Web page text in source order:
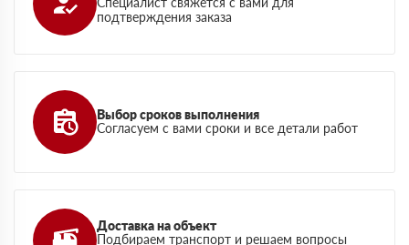
подтверждения заказа
Выбор сроков выполнения
Согласуем с вами сроки и все детали работ
Доставка на объект
Подбираем транспорт и решаем вопросы